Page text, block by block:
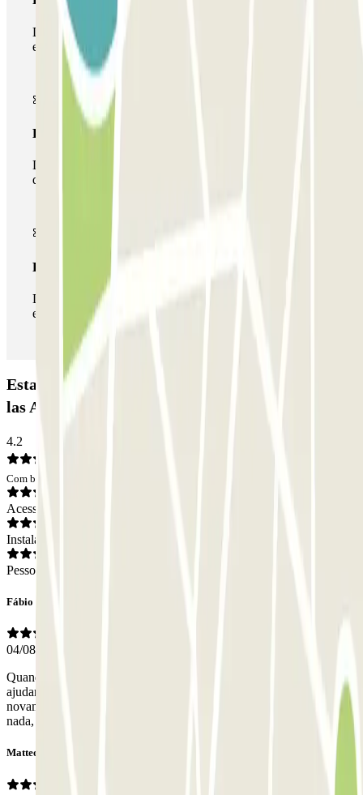
Durante a sua estadia, só poderá entrar e sair do parque de
estacionamento uma vez.
Passe multiestacionamento
Durante a sua estadia, pode utilizar toda a rede de parques
de estacionamento deste operador disponível em Parclick.
Passe ilimitado
Durante a sua estadia, pode entrar e sair do parque de
estacionamento as vezes que quiser.
Estacionamento SABA Estación Sevilla - Plaza de
las Armas: Opiniões
4.2
Com base em 32 opiniões
Acesso
Instalações
Pessoal
Fábio Mendoza
04/08/2026
Quando cheguei, fui ao controlo para falar com o assistente e me
ajudar com a reserva,supostamente ficou tudo feito, mas ao sair
novamente com a viatura, não abriu e para resolver nao fizeram
nada, apenas um ticket de saída, apenas a segunda vez com outra
Matteo